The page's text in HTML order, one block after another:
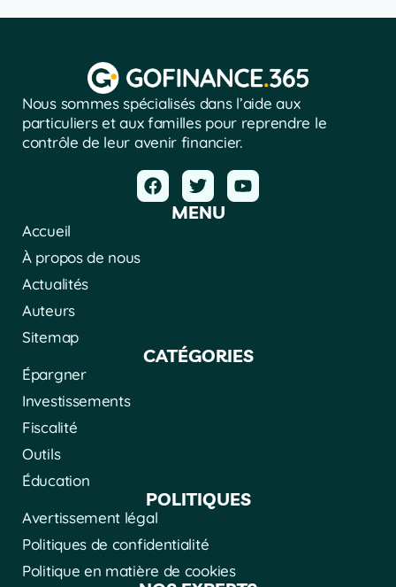
Nous sommes spécialisés dans l’aide aux
particuliers et aux familles pour reprendre le
contrôle de leur avenir financier.
MENU
Accueil
À propos de nous
Actualités
Auteurs
Sitemap
CATÉGORIES
Épargner
Investissements
Fiscalité
Outils
Éducation
POLITIQUES
Avertissement légal
Politiques de confidentialité
Politique en matière de cookies